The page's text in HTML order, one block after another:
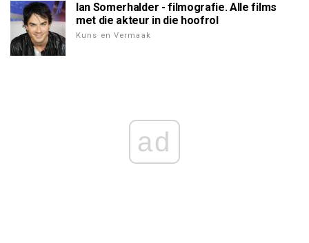
Ian Somerhalder - filmografie. Alle films
met die akteur in die hoofrol
Kuns en Vermaak
ad